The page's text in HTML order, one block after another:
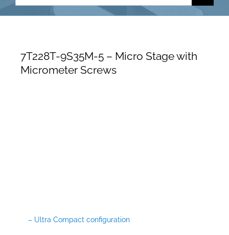
7T228T-9S35M-5 – Micro Stage with
Micrometer Screws
– Ultra Compact configuration